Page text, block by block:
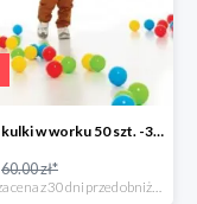
Dohany kulki w worku 50 szt. -35%
60.00 zł*